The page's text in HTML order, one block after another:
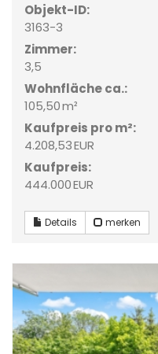
Objekt-ID:
3163-3
Zimmer:
3,5
Wohnfläche ca.:
105,50 m²
Kaufpreis pro m²:
4.208,53 EUR
Kaufpreis:
444.000 EUR
Details merken